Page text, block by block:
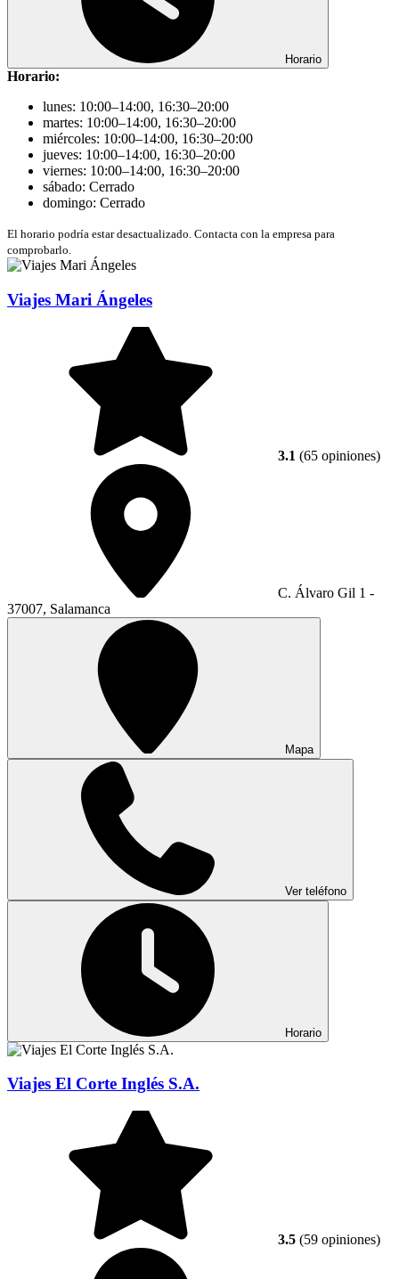
Horario
Horario:
lunes: 10:00–14:00, 16:30–20:00
martes: 10:00–14:00, 16:30–20:00
miércoles: 10:00–14:00, 16:30–20:00
jueves: 10:00–14:00, 16:30–20:00
viernes: 10:00–14:00, 16:30–20:00
sábado: Cerrado
domingo: Cerrado
El horario podría estar desactualizado. Contacta con la empresa para
comprobarlo.
Viajes Mari Ángeles
3.1 (65 opiniones)
C. Álvaro Gil 1 -
37007, Salamanca
Mapa
Ver teléfono
Horario
Viajes El Corte Inglés S.A.
3.5 (59 opiniones)